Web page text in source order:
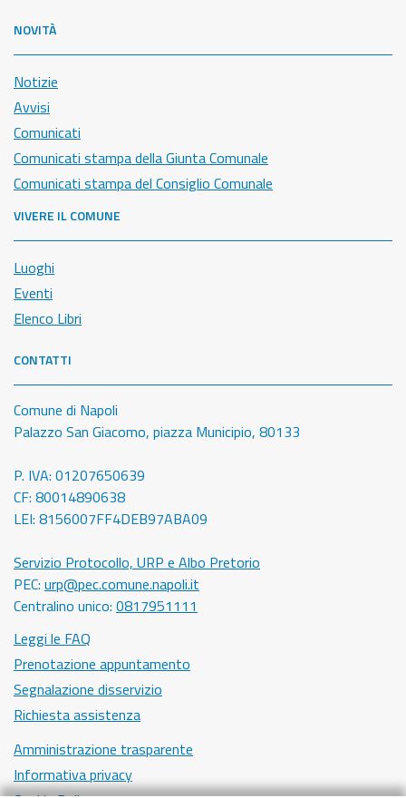
NOVITÀ
Notizie
Avvisi
Comunicati
Comunicati stampa della Giunta Comunale
Comunicati stampa del Consiglio Comunale
VIVERE IL COMUNE
Luoghi
Eventi
Elenco Libri
CONTATTI
Comune di Napoli
Palazzo San Giacomo, piazza Municipio, 80133
P. IVA: 01207650639
CF: 80014890638
LEI: 8156007FF4DEB97ABA09
Servizio Protocollo, URP e Albo Pretorio
PEC: urp@pec.comune.napoli.it
Centralino unico: 0817951111
Leggi le FAQ
Prenotazione appuntamento
Segnalazione disservizio
Richiesta assistenza
Amministrazione trasparente
Informativa privacy